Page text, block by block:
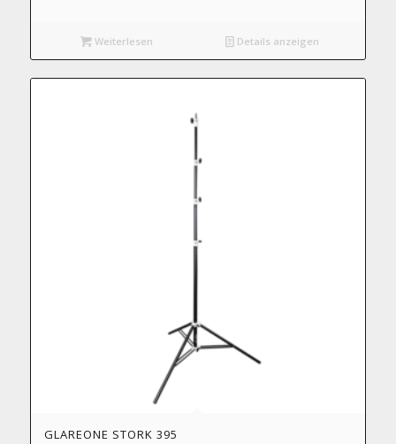
Weiterlesen Details anzeigen
GLAREONE STORK 395